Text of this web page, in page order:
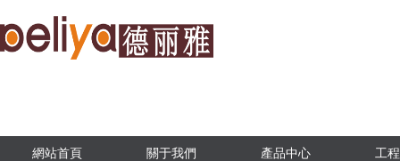
網站首頁 關于我們 產品中心 工